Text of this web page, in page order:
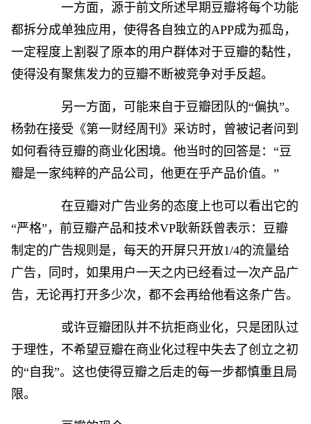
一方面，源于前文所述早期豆瓣将每个功能
都拆分成单独应用，使得各自独立的APP成为孤岛，
一定程度上割裂了原本的用户群体对于豆瓣的黏性，
使得没有聚焦发力的豆瓣不断被竞争对手反超。
另一方面，可能来自于豆瓣团队的“偏执”。
杨勃在接受《第一财经周刊》采访时，曾被记者问到
如何看待豆瓣的商业化困境。他当时的回答是：“豆
瓣是一家纯粹的产品公司，他更在乎产品价值。”
在豆瓣对广告业务的态度上也可以看出它的
“严格”，前豆瓣产品和技术VP耿新跃曾表示：豆瓣
制定的广告规则是，每天的开屏只开放1/4的流量给
广告，同时，如果用户一天之内已经看过一次产品广
告，无论再打开多少次，都不会再给他看这条广告。
或许豆瓣团队并不抗拒商业化，只是团队过
于理性，不希望豆瓣在商业化过程中失去了创立之初
的“自我”。这也使得豆瓣之后走的每一步都慎重且局
限。